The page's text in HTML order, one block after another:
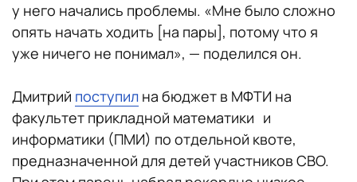
у него начались проблемы. «Мне было сложно
опять начать ходить [на пары], потому что я
уже ничего не понимал», — поделился он.
Дмитрий поступил на бюджет в МФТИ на
факультет прикладной математики и
информатики (ПМИ) по отдельной квоте,
предназначенной для детей участников СВО.